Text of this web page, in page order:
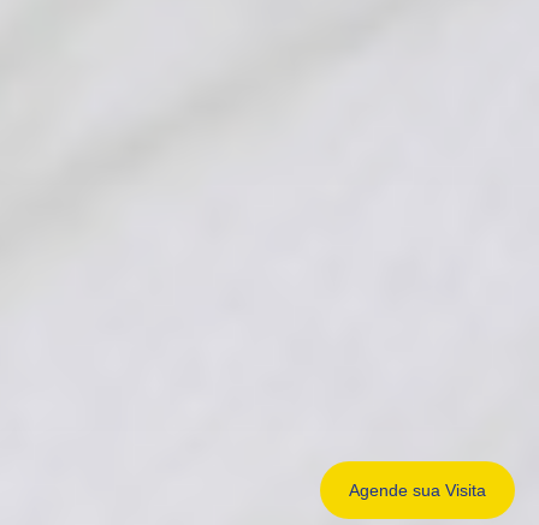
Agende sua Visita